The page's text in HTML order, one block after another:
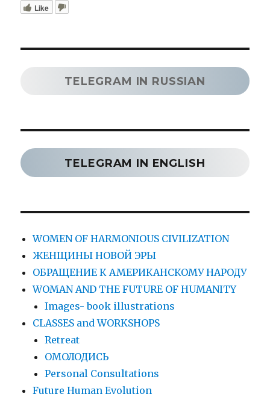
Like
TELEGRAM IN RUSSIAN
TELEGRAM IN ENGLISH
WOMEN OF HARMONIOUS CIVILIZATION
ЖЕНЩИНЫ НОВОЙ ЭРЫ
ОБРАЩЕНИЕ К АМЕРИКАНСКОМУ НАРОДУ
WOMAN AND THE FUTURE OF HUMANITY
Images- book illustrations
CLASSES and WORKSHOPS
Retreat
ОМОЛОДИСЬ
Personal Consultations
Future Human Evolution